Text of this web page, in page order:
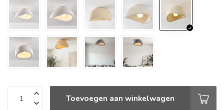
Toevoegen aan winkelwagen